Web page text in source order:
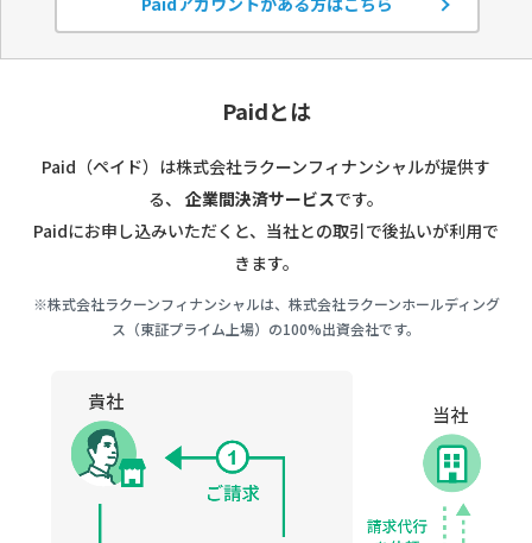
Paidとは
Paid（ペイド）は株式会社ラクーンフィナンシャルが提供す
る、 企業間決済サービスです。
Paidにお申し込みいただくと、当社との取引で後払いが利用で
きます。
※株式会社ラクーンフィナンシャルは、株式会社ラクーンホールディング
ス（東証プライム上場）の100%出資会社です。